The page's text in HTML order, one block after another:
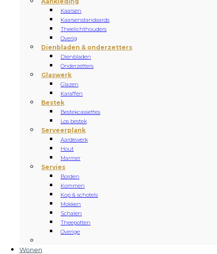
Kaarsen
Kaarsenstandaards
Theelichthouders
Overig
Dienbladen & onderzetters
Dienbladen
Onderzetters
Glaswerk
Glazen
Karaffen
Bestek
Bestekcassettes
Los bestek
Serveerplank
Aardewerk
Hout
Marmer
Servies
Borden
Kommen
Kop & schotels
Mokken
Schalen
Theepotten
Overige
Wonen